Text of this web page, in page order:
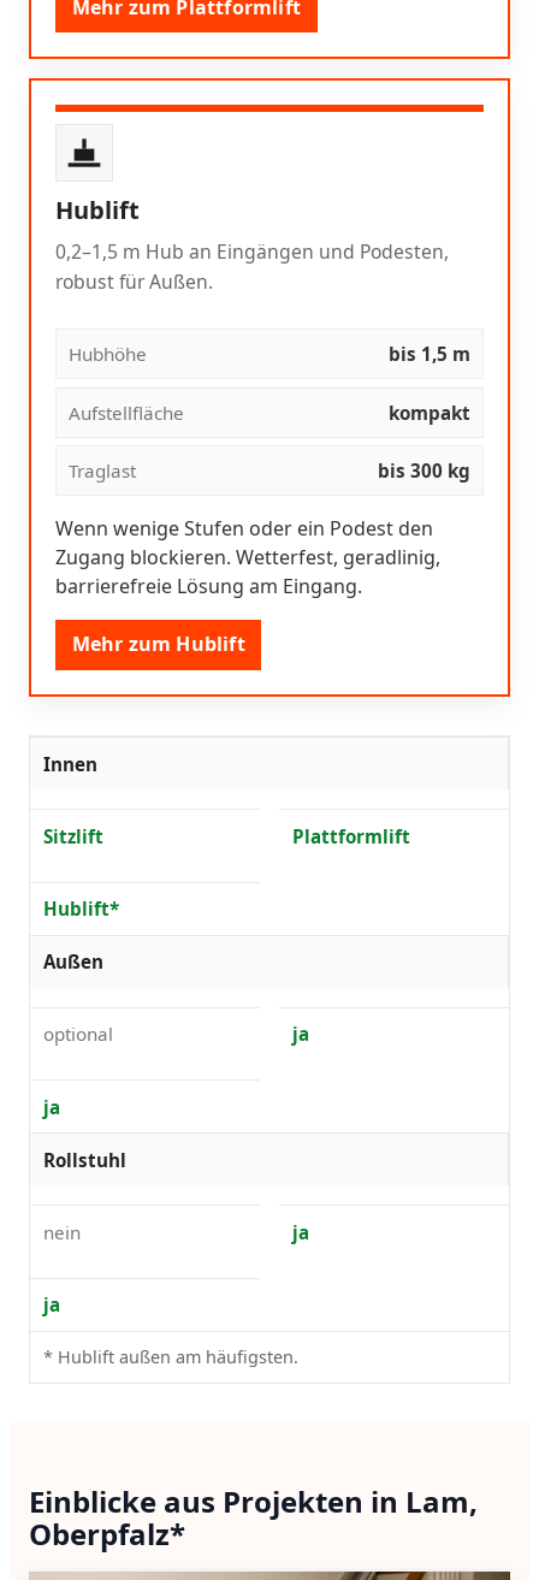
Mehr zum Plattformlift
Hublift
0,2–1,5 m Hub an Eingängen und Podesten,
robust für Außen.
Hubhöhe bis 1,5 m
Aufstellfläche kompakt
Traglast bis 300 kg
Wenn wenige Stufen oder ein Podest den
Zugang blockieren. Wetterfest, geradlinig,
barrierefreie Lösung am Eingang.
Mehr zum Hublift
Innen
Sitzlift Plattformlift
Hublift*
Außen
optional ja
ja
Rollstuhl
nein ja
ja
* Hublift außen am häufigsten.
Einblicke aus Projekten in Lam,
Oberpfalz*